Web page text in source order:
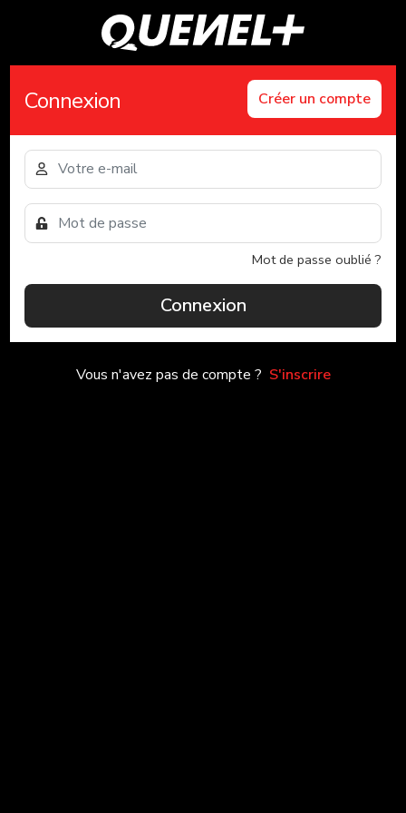
Connexion Créer un compte
Mot de passe oublié ?
Connexion
Vous n'avez pas de compte ? S'inscrire